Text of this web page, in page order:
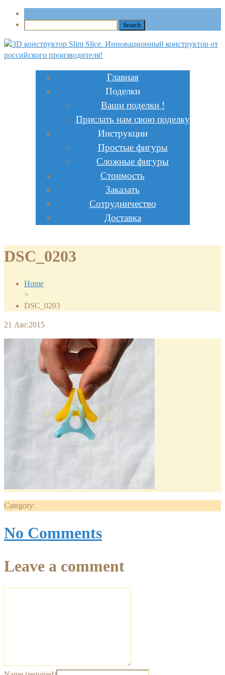
Главная
Поделки
Ваши поделки !
Прислать нам свою поделку
Инструкции
Простые фигуры
Сложные фигуры
Стоимость
Заказать
Сотрудничество
Доставка
DSC_0203
Home
>
DSC_0203
21 Авг.2015
Category:
No Comments
Leave a comment